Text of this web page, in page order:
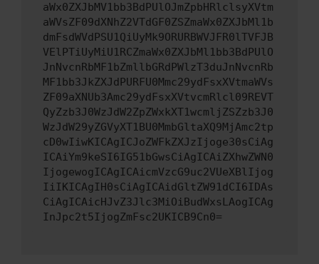
aWx0ZXJbMV1bb3BdPUlOJmZpbHRlclsyXVtm
aWVsZF09dXNhZ2VTdGF0ZSZmaWx0ZXJbMl1b
dmFsdWVdPSU1QiUyMk9ORURBWVJFR0lTVFJB
VElPTiUyMiU1RCZmaWx0ZXJbMl1bb3BdPUlO
JnNvcnRbMF1bZmllbGRdPWlzT3duJnNvcnRb
MF1bb3JkZXJdPURFU0Mmc29ydFsxXVtmaWVs
ZF09aXNUb3Amc29ydFsxXVtvcmRlcl09REVT
QyZzb3J0WzJdW2ZpZWxkXT1wcmljZSZzb3J0
WzJdW29yZGVyXT1BU0MmbGltaXQ9MjAmc2tp
cD0wIiwKICAgICJoZWFkZXJzIjoge30sCiAg
ICAiYm9keSI6IG51bGwsCiAgICAiZXhwZWN0
IjogewogICAgICAicmVzcG9uc2VUeXBlIjog
IiIKICAgIH0sCiAgICAidGltZW91dCI6IDAs
CiAgICAicHJvZ3Jlc3MiOiBudWxsLAogICAg
InJpc2t5IjogZmFsc2UKICB9Cn0=